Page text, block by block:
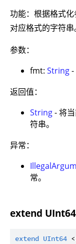
功能：根据格式
对应格式的字符串
参数：
fmt: String-
返回值：
String- 将
符串。
异常：
常。
extend
extend UInt64